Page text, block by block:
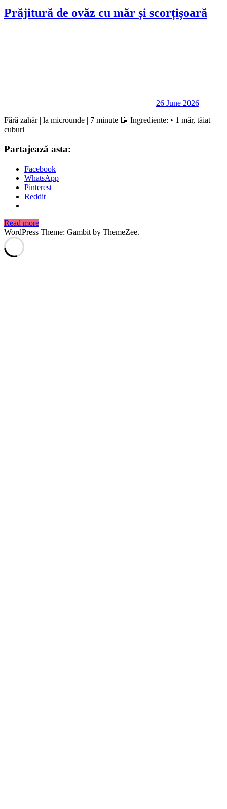
Prăjitură de ovăz cu măr și scorțișoară
26 June 2026
Fără zahăr | la microunde | 7 minute 📝 Ingrediente: • 1 măr, tăiat
cuburi
Partajează asta:
Facebook
WhatsApp
Pinterest
Reddit
Read more
WordPress Theme: Gambit by ThemeZee.